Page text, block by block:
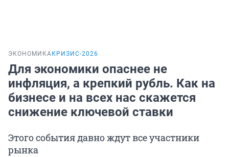
ЭКОНОМИКА КРИЗИС-2026
Для экономики опаснее не
инфляция, а крепкий рубль. Как на
бизнесе и на всех нас скажется
снижение ключевой ставки
Этого события давно ждут все участники
рынка